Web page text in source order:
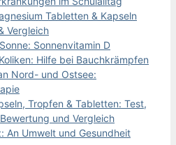
Tabletten & Kapseln
Vergleich
Sonnenvitamin D
Hilfe bei Bauchkrämpfen
Nord- und Ostsee:
Tropfen & Tabletten: Test,
und Vergleich
An Umwelt und Gesundheit